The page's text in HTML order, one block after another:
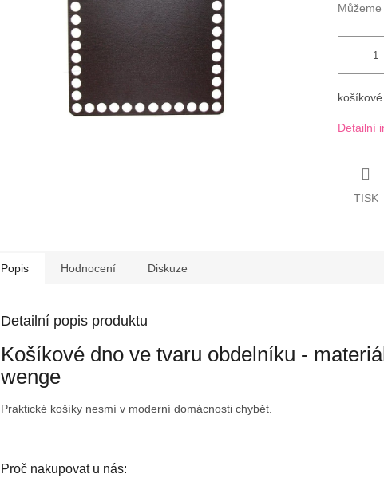
Detailní
TISK
Popis Hodnocení Diskuze
Detailní popis produktu
Košíkové dno ve tvaru obdelníku -
wenge
Praktické košíky nesmí v moderní domácnosti chybět.
Proč nakupovat u nás: